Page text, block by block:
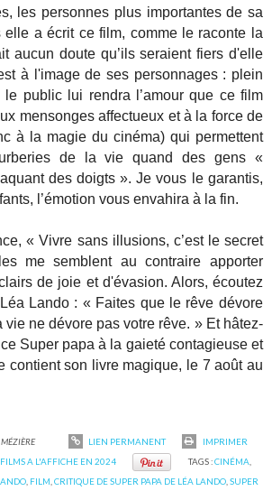
les personnes plus importantes de sa
a écrit ce film, comme le raconte la
aucun doute qu’ils seraient fiers d'elle
à l'image de ses personnages : plein
public lui rendra l’amour que ce film
mensonges affectueux et à la force de
à la magie du cinéma) qui permettent
de la vie quand des gens «
des doigts ». Je vous le garantis,
l’émotion vous envahira à la fin.
« Vivre sans illusions, c’est le secret
me semblent au contraire apporter
de joie et d'évasion. Alors, écoutez
Lando : « Faites que le rêve dévore
vie ne dévore pas votre rêve. » Et hâtez-
Super papa à la gaieté contagieuse et
contient son livre magique, le 7 août au
LIEN PERMANENT
IMPRIMER
FILMS A L'AFFICHE EN 2024 TAGS :CINÉMA
FILM ,CRITIQUE DE SUPER PAPA DE LÉA LANDO ,SUPER